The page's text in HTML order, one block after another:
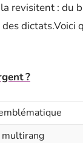
revisitent : du
dictats.Voici
?